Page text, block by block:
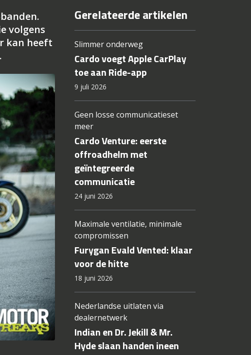
volgens
kan heeft
Gerelateerde artikelen
Slimmer onderweg
Cardo voegt Apple CarPlay
toe aan Ride-app
9 juli 2026
Geen losse communicatieset
meer
Cardo Venture: eerste
offroadhelm met
geïntegreerde
communicatie
24 juni 2026
Maximale ventilatie, minimale
compromissen
Furygan Evald Vented: klaar
voor de hitte
18 juni 2026
Nederlandse uitlaten via
dealernetwerk
Indian en Dr. Jekill & Mr.
Hyde slaan handen ineen